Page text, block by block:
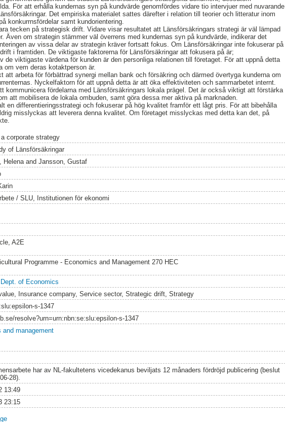
För att erhålla kundernas syn på kundvärde genomfördes vidare tio intervjuer med nuvarande
Det empiriska materialet sattes därefter i relation till teorier och litteratur inom
konkurrnsfördelar samt kundorientering.
tecken på strategisk drift. Vidare visar resultatet att Länsförsäkringars strategi är väl lämpad
Även om strategin stämmer väl överrens med kundernas syn på kundvärde, indikerar det
av vissa delar av strategin kräver fortsatt fokus. Om Länsförsäkringar inte fokuserar på
i framtiden. De viktigaste faktorerna för Länsförsäkringar att fokusera på är;
de viktigaste värdena för kunden är den personliga relationen till företaget. För att uppnå detta
om vem deras kotaktperson är.
att arbeta för förbättrad synergi mellan bank och försäkring och därmed övertyga kunderna om
Nyckelfaktorn för att uppnå detta är att öka effektiviteten och sammarbetet internt.
kommunicera fördelarna med Länsförsäkringars lokala prägel. Det är också viktigt att förstärka
att mobilisera de lokala ombuden, samt göra dessa mer aktiva på marknaden.
en differentieringsstrategi och fokuserar på hög kvalitet framför ett lågt pris. För att bibehålla
misslyckas att leverera denna kvalitet. Om företaget misslyckas med detta kan det, på
corporate strategy
of Länsförsäkringar
Helenaand Jansson, Gustaf
/ SLU, Institutionen för ekonomi
A2E
Programme - Economics and Management 270 HEC
of Economics
Insurance company, Service sector, Strategic drift, Strategy
s-1347
resolve?urn=urn:nbn:se:slu:epsilon-s-1347
and management
har av NL-fakultetens vicedekanus beviljats 12 månaders fördröjd publicering (beslut
28).
13:49
23:15